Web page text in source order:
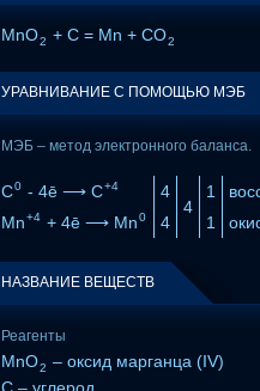
MnO2 + C = Mn + CO2
УРАВНИВАНИЕ С ПОМОЩЬЮ МЭБ
МЭБ – метод электронного баланса.
C0 - 4ē ⟶ C+4
4
4
1
Mn+4 + 4ē ⟶ Mn0 4 1
НАЗВАНИЕ ВЕЩЕСТВ
Реагенты
MnO2 – оксид марганца (IV)